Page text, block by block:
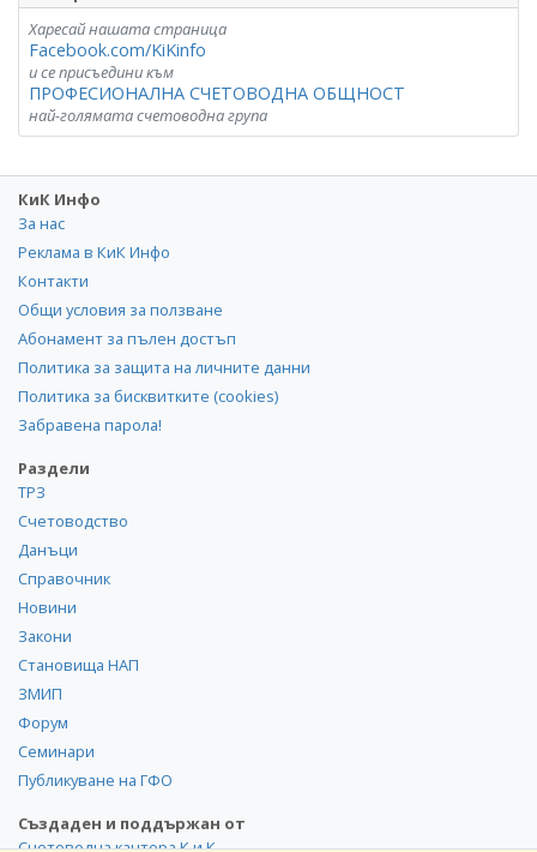
Харесай нашата страница
Facebook.com/KiKinfo
и се присъедини към
ПРОФЕСИОНАЛНА СЧЕТОВОДНА ОБЩНОСТ
най-голямата счетоводна група
КиК Инфо
За нас
Реклама в КиК Инфо
Контакти
Общи условия за ползване
Абонамент за пълен достъп
Политика за защита на личните данни
Политика за бисквитките (cookies)
Забравена парола!
Раздели
ТРЗ
Счетоводство
Данъци
Справочник
Новини
Закони
Становища НАП
ЗМИП
Форум
Семинари
Публикуване на ГФО
Създаден и поддържан от
Счетоводна кантора К и К